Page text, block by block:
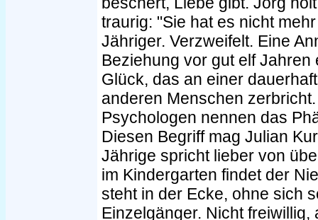
traurig: "Sie hat es nicht
Jähriger. Verzweifelt. Eine
Beziehung vor gut elf
Glück, das an einer
anderen Menschen
Psychologen nennen das
Diesen Begriff mag Julian
Jährige spricht lieber von
im Kindergarten findet der
steht in der Ecke, ohne sich
Einzelgänger. Nicht